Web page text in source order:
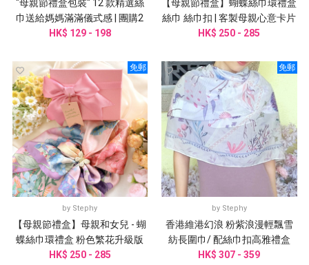
"母親節禮盒包裝" 12 款精選絲
巾送給媽媽滿滿儀式感 | 團購2
件起訂
HK$ 129 - 198
【母親節禮盒】蝴蝶絲巾環禮盒
絲巾 絲巾扣 | 客製母親心意卡片
HK$ 250 - 285
免郵
by Stephy
【母親節禮盒】母親和女兒 - 蝴
蝶絲巾環禮盒 粉色繁花升級版
HK$ 250 - 285
免郵
by Stephy
香港維港幻浪 粉紫浪漫輕飄雪
紡長圍巾/ 配絲巾扣高雅禮盒
HK$ 307 - 359